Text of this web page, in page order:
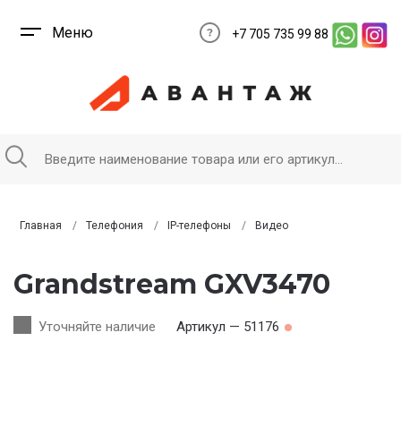
Меню +7 705 735 99 88
Главная Телефония IP-телефоны Видео
Grandstream GXV3470
Уточняйте наличие Артикул — 51176